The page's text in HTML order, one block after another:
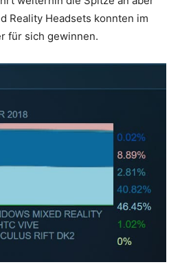
Reality Headsets konnten im
für sich gewinnen.